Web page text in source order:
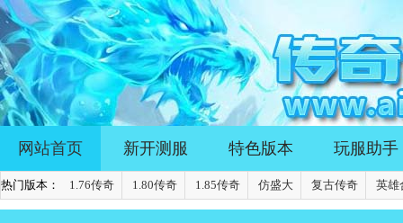
网站首页 新开测服 特色版本 玩服助手
热门版本： 1.76传奇 1.80传奇 1.85传奇 仿盛大 复古传奇 英雄